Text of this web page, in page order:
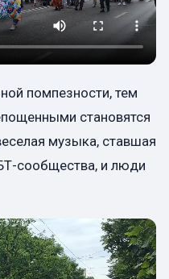
помпезности, тем
становятся
музыка, ставшая
сообщества, и люди